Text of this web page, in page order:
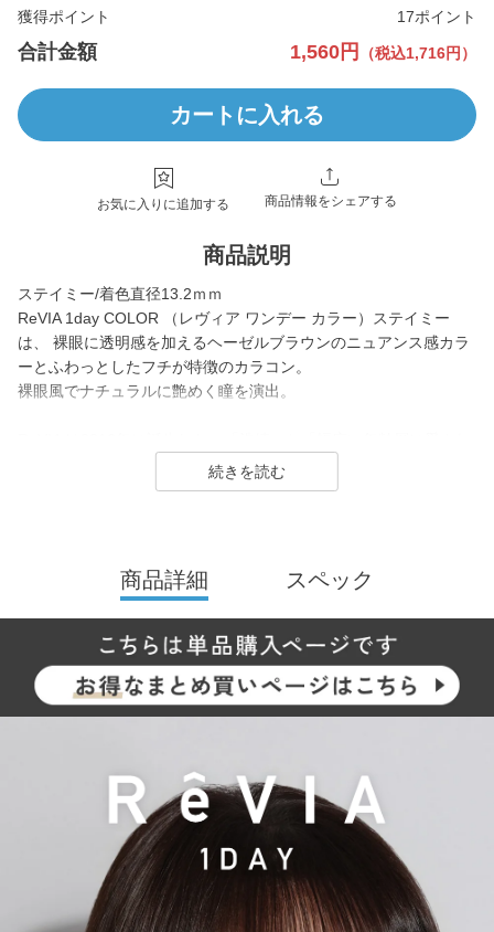
獲得ポイント 17ポイント
合計金額 1,560円 （税込1,716円）
カートに入れる
お気に入りに追加する 商品情報をシェアする
商品説明
ステイミー/着色直径13.2ｍｍ
ReVIA 1day COLOR （レヴィア ワンデー カラー）ステイミー
は、 裸眼に透明感を加えるヘーゼルブラウンのニュアンス感カラ
ーとふわっとしたフチが特徴のカラコン。
裸眼風でナチュラルに艶めく瞳を演出。
ること」をコンセプトにしたコンタクトレンズブランド。
コンタクトレンズには、“大人美的サイズ”の、大きすぎず小さすぎ
らも印象的な瞳を演出します。
2026年には、ブランド誕生から10周年を迎えるにあたり、新イメ
ージモデルに KIM CHAEWON（キム・チェウォン）さんが就任
AR TORIC（クリアトーリック）も誕生し、さらに充実したライ
裸眼風のナチュラルデザインから、さりげなく盛れるタイプ、普
段使いに最適なサークルレンズ、クリアコンタクトレンズまで、
豊富なバリエーションで多くの方々の瞳に寄り添い続けていま
商品詳細 スペック